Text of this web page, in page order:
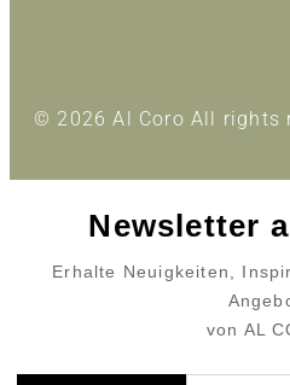
© 2026 Al Coro All rights
Newsletter
Erhalte Neuigkeiten,
von AL